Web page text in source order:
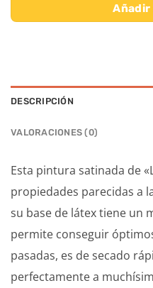
DESCRIPCIÓN
VALORACIONES (0)
Esta pintura satinada de
propiedades parecidas a
su base de látex tiene un
permite conseguir
pasadas, es de secado
perfectamente a